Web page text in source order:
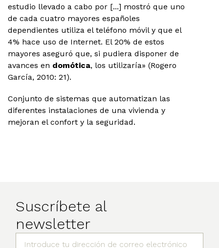
estudio llevado a cabo por [...] mostró que uno
de cada cuatro mayores españoles
dependientes utiliza el teléfono móvil y que el
4% hace uso de Internet. El 20% de estos
mayores aseguró que, si pudiera disponer de
avances en domótica, los utilizaría» (Rogero
García, 2010: 21).
Conjunto de sistemas que automatizan las
diferentes instalaciones de una vivienda y
mejoran el confort y la seguridad.
Suscríbete al
newsletter